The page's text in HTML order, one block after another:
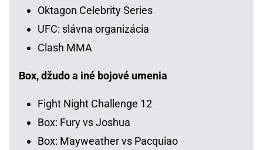
Oktagon Celebrity Series
UFC: slávna organizácia
Clash MMA
Box, džudo a iné bojové umenia
Fight Night Challenge 12
Box: Fury vs Joshua
Box: Mayweather vs Pacquiao